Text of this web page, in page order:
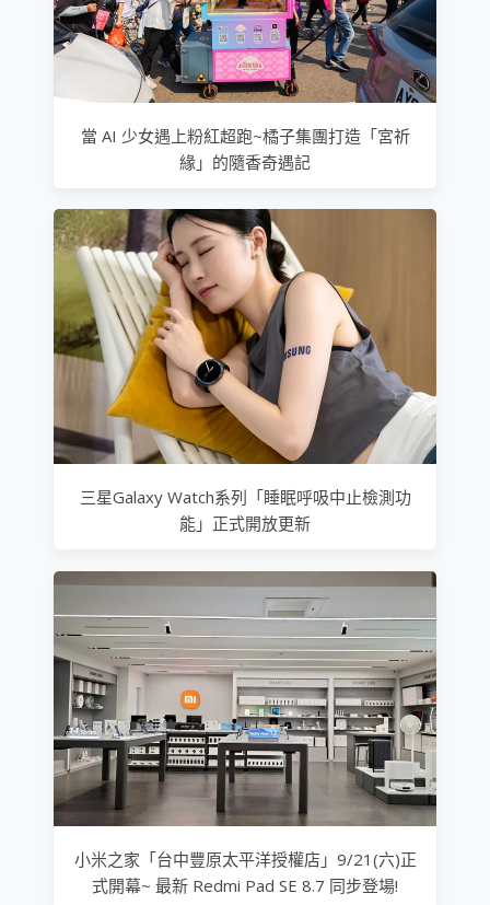
當 AI 少女遇上粉紅超跑~橘子集團打造「宮祈
緣」的隨香奇遇記
三星Galaxy Watch系列「睡眠呼吸中止檢測功
能」正式開放更新
小米之家「台中豐原太平洋授權店」9/21(六)正
式開幕~ 最新 Redmi Pad SE 8.7 同步登場!